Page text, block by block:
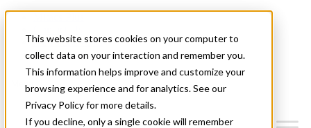
This website stores cookies on your computer to
collect data on your interaction and remember you.
This information helps improve and customize your
browsing experience and for analytics. See our
Privacy Policy for more details.
If you decline, only a single cookie will remember
News & Events
Get Started
Menu